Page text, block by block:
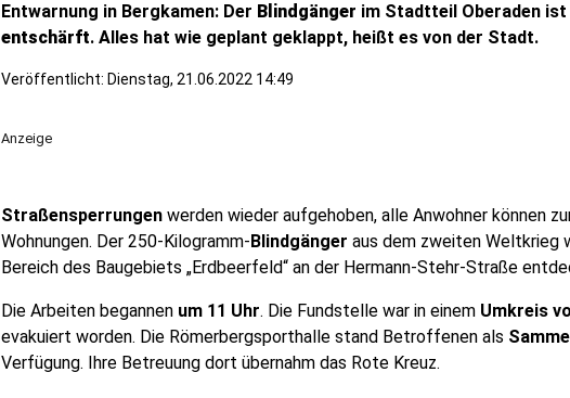
Entwarnung in Bergkamen: Der Blindgänger im Stadtteil Oberaden ist
entschärft. Alles hat wie geplant geklappt, heißt es von der Stadt.
Veröffentlicht: Dienstag, 21.06.2022 14:49
Anzeige
Straßensperrungen werden wieder aufgehoben, alle Anwohner können
Wohnungen. Der 250-Kilogramm-Blindgänger aus dem zweiten Weltkrieg
Bereich des Baugebiets „Erdbeerfeld“ an der Hermann-Stehr-Straße
Die Arbeiten begannen um 11 Uhr. Die Fundstelle war in einem Umkreis
evakuiert worden. Die Römerbergsporthalle stand Betroffenen als
Verfügung. Ihre Betreuung dort übernahm das Rote Kreuz.